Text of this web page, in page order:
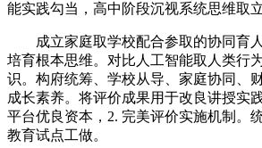
能实践勾当，高中阶段沉视系统思维取
成立家庭取学校配合参取的协同育
培育根本思维。对比人工智能取人类行
识。构府统筹、学校从导、家庭协同、
成长素养。将评价成果用于改良讲授实
平台优良资本，2. 完美评价实施机制。
教育试点工做。